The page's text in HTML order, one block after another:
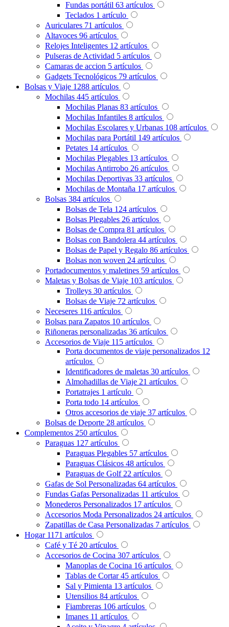
Fundas portátil 63 artículos
Teclados 1 artículo
Auriculares 71 artículos
Altavoces 96 artículos
Relojes Inteligentes 12 artículos
Pulseras de Actividad 5 artículos
Camaras de accion 5 artículos
Gadgets Tecnológicos 79 artículos
Bolsas y Viaje 1288 artículos
Mochilas 445 artículos
Mochilas Planas 83 artículos
Mochilas Infantiles 8 artículos
Mochilas Escolares y Urbanas 108 artículos
Mochilas para Portátil 149 artículos
Petates 14 artículos
Mochilas Plegables 13 artículos
Mochilas Antirrobo 26 artículos
Mochilas Deportivas 33 artículos
Mochilas de Montaña 17 artículos
Bolsas 384 artículos
Bolsas de Tela 124 artículos
Bolsas Plegables 26 artículos
Bolsas de Compra 81 artículos
Bolsas con Bandolera 44 artículos
Bolsas de Papel y Regalo 86 artículos
Bolsas non woven 24 artículos
Portadocumentos y maletines 59 artículos
Maletas y Bolsas de Viaje 103 artículos
Trolleys 30 artículos
Bolsas de Viaje 72 artículos
Neceseres 116 artículos
Bolsas para Zapatos 10 artículos
Riñoneras personalizadas 36 artículos
Accesorios de Viaje 115 artículos
Porta documentos de viaje personalizados 12
artículos
Identificadores de maletas 30 artículos
Almohadillas de Viaje 21 artículos
Portatrajes 1 artículo
Porta todo 14 artículos
Otros accesorios de viaje 37 artículos
Bolsas de Deporte 28 artículos
Complementos 250 artículos
Paraguas 127 artículos
Paraguas Plegables 57 artículos
Paraguas Clásicos 48 artículos
Paraguas de Golf 22 artículos
Gafas de Sol Personalizadas 64 artículos
Fundas Gafas Personalizadas 11 artículos
Monederos Personalizados 17 artículos
Accesorios Moda Personalizados 24 artículos
Zapatillas de Casa Personalizadas 7 artículos
Hogar 1171 artículos
Café y Té 20 artículos
Accesorios de Cocina 307 artículos
Manoplas de Cocina 16 artículos
Tablas de Cortar 45 artículos
Sal y Pimienta 13 artículos
Utensilios 84 artículos
Fiambreras 106 artículos
Imanes 11 artículos